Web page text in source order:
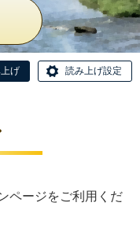
げ 読み上げ設定
ページをご利用くだ